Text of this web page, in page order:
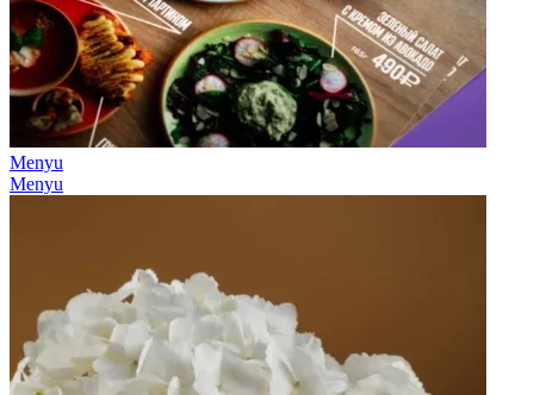
Menyu
Menyu